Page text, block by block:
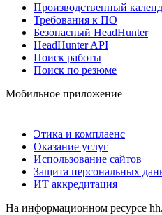
Производственный
Требования к ПО
Безопасный HeadHunter
HeadHunter API
Поиск работы
Поиск по резюме
Мобильное приложение
Этика и комплаенс
Оказание услуг
Использование сайтов
Защита персональных
ИТ аккредитация
На информационном ресурсе